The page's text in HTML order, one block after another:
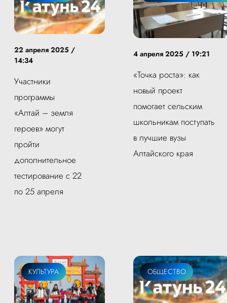
22 апреля 2025 /
14:34
Участники
программы
«Алтай – земля
героев» могут
пройти
дополнительное
тестирование с 22
по 25 апреля
4 апреля 2025 / 19:21
«Точка роста»: как
новый проект
помогает сельским
школьникам поступать
в лучшие вузы
Алтайского края
КУЛЬТУРА ОБЩЕСТВО